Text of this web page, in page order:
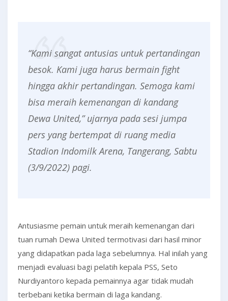
“Kami sangat antusias untuk pertandingan
besok. Kami juga harus bermain fight
hingga akhir pertandingan. Semoga kami
bisa meraih kemenangan di kandang
Dewa United,” ujarnya pada sesi jumpa
pers yang bertempat di ruang media
Stadion Indomilk Arena, Tangerang, Sabtu
(3/9/2022) pagi.
Antusiasme pemain untuk meraih kemenangan dari
tuan rumah Dewa United termotivasi dari hasil minor
yang didapatkan pada laga sebelumnya. Hal inilah yang
menjadi evaluasi bagi pelatih kepala PSS, Seto
Nurdiyantoro kepada pemainnya agar tidak mudah
terbebani ketika bermain di laga kandang.